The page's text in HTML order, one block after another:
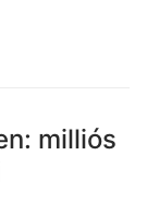
milliós